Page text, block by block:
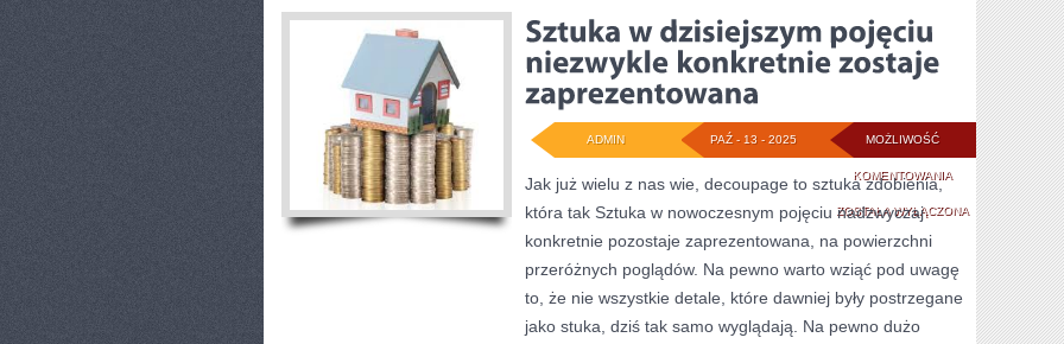
MOŻLIWOŚĆ
KOMENTOWANIASZTUKA
W
DZISIEJSZYM
POJĘCIU
NIEZWYKLE
ZOSTAŁA WYŁĄCZONA
PAŹ - 13 - 2025
ADMIN
Jak już wielu z nas wie, decoupage to sztuka zdobienia,
która tak Sztuka w nowoczesnym pojęciu nadzwyczaj
konkretnie pozostaje zaprezentowana, na powierzchni
przeróżnych poglądów. Na pewno warto wziąć pod uwagę
to, że nie wszystkie detale, które dawniej były postrzegane
jako stuka, dziś tak samo wyglądają. Na pewno dużo